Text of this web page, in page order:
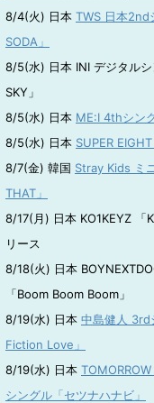
8/4(火) 日本 TWS 日本2nd
SODA」
8/5(水) 日本 INI デジタル
SKY」
8/5(水) 日本 ME:I 4thシン
8/5(水) 日本 SUPER
8/7(金) 韓国 Stray Kids ミ
THAT」
8/17(月) 日本 KO1KEYZ 「
リース
8/18(火) 日本
「Boom Boom Boom」
8/19(水) 日本 中島健人 3rd
Fiction Love」
8/19(水) 日本
シングル「セツナハナビ」